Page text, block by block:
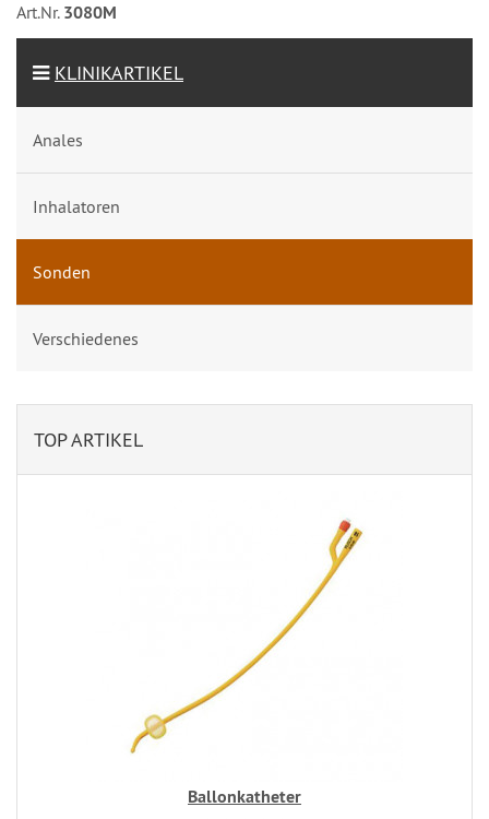
Art.Nr. 3080M
KLINIKARTIKEL
Anales
Inhalatoren
Sonden
Verschiedenes
TOP ARTIKEL
Ballonkatheter